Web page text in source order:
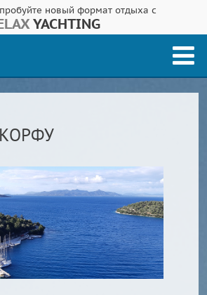
новый формат отдыха с
YACHTING